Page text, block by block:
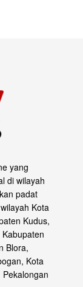
yang
di wilayah
padat
Kota
Kudus,
Blora,
Kota